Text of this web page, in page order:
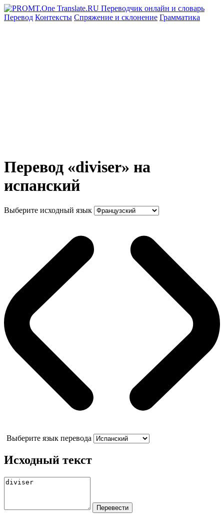
Перевод Контексты Спряжение и склонение Грамматика
Перевод «diviser» на
испанский
Выберите исходный язык
Выберите язык перевода
Исходный текст